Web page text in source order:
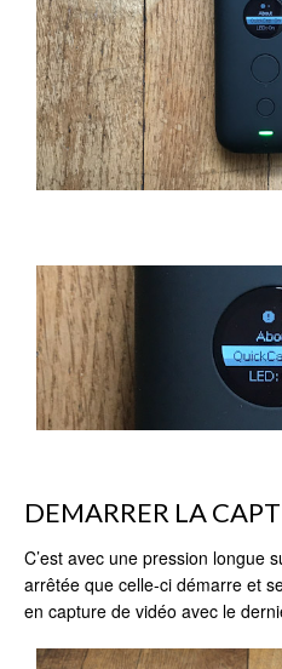
DEMARRER LA
C’est avec une pression longue
arrêtée que celle-ci démarre et
en capture de vidéo avec le